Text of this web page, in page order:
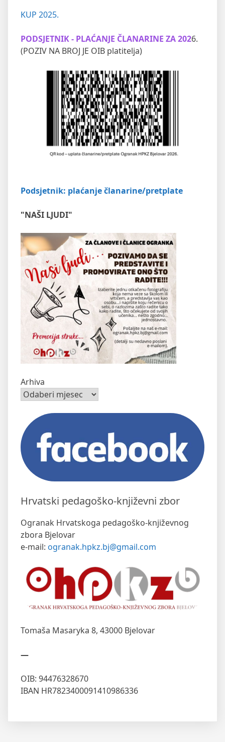
KUP 2025.
PODSJETNIK - PLAĆANJE ČLANARINE ZA 2026.
(POZIV NA BROJ JE OIB platitelja)
Podsjetnik: plaćanje članarine/pretplate
"NAŠI LJUDI"
Arhiva
Hrvatski pedagoško-književni zbor
Ogranak Hrvatskoga pedagoško-književnog
zbora Bjelovar
e-mail: ogranak.hpkz.bj@gmail.com
Tomaša Masaryka 8, 43000 Bjelovar
—
OIB: 94476328670
IBAN HR7823400091410986336